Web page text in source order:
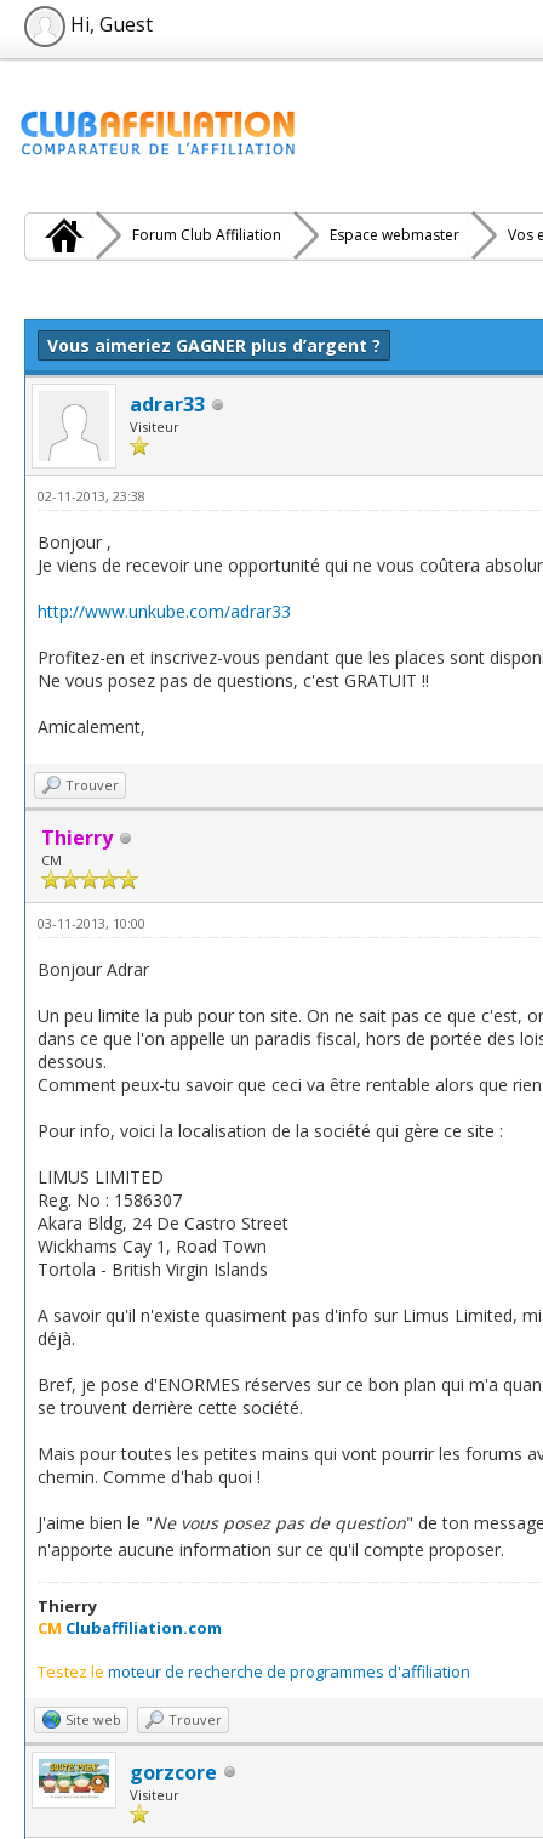
Hi, Guest
Forum Club Affiliation Espace webmaster Vos
Vous aimeriez GAGNER plus d’argent ?
adrar33
Visiteur
02-11-2013, 23:38
Bonjour ,
Je viens de recevoir une opportunité qui ne vous coûtera
http://www.unkube.com/adrar33
Profitez-en et inscrivez-vous pendant que les places sont
Ne vous posez pas de questions, c'est GRATUIT !!
Amicalement,
Trouver
Thierry
CM
03-11-2013, 10:00
Bonjour Adrar
Un peu limite la pub pour ton site. On ne sait pas ce que c'est,
dans ce que l'on appelle un paradis fiscal, hors de portée des
dessous.
Comment peux-tu savoir que ceci va être rentable alors que
Pour info, voici la localisation de la société qui gère ce site :
LIMUS LIMITED
Reg. No : 1586307
Akara Bldg, 24 De Castro Street
Wickhams Cay 1, Road Town
Tortola - British Virgin Islands
A savoir qu'il n'existe quasiment pas d'info sur Limus Limited,
déjà.
Bref, je pose d'ENORMES réserves sur ce bon plan qui m'a
se trouvent derrière cette société.
Mais pour toutes les petites mains qui vont pourrir les forums
chemin. Comme d'hab quoi !
J'aime bien le "Ne vous posez pas de question" de ton
n'apporte aucune information sur ce qu'il compte proposer.
Thierry
CM Clubaffiliation.com
Testez le moteur de recherche de programmes d'affiliation
Site web Trouver
gorzcore
Visiteur